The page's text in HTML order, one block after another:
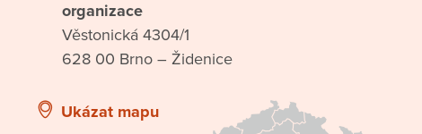
organizace
Věstonická 4304/1
628 00 Brno – Židenice
Ukázat mapu